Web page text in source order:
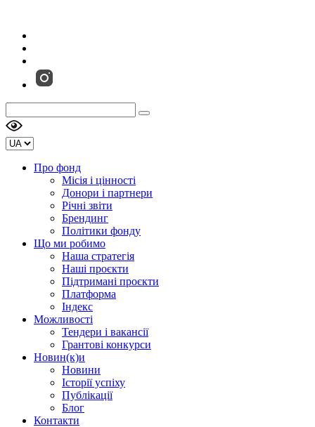
Про фонд
Місія і цінності
Донори і партнери
Річні звіти
Брендинг
Політики фонду
Що ми робимо
Наша стратегія
Наші проєкти
Підтримані проєкти
Платформа
Індекс
Можливості
Тендери і вакансії
Грантові конкурси
Новин(к)и
Новини
Історії успіху
Публікації
Блог
Контакти